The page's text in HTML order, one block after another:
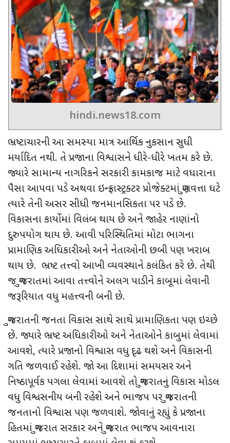
hindi.news18.com
ભ્રષ્ટાચારની આ સમસ્યા માત્ર આર્થિક નુકસાન સુધી
મર્યાદિત નથી. તે પ્રજાના વિશ્વાસને ધીરે-ધીરે ખતમ કરે છે.
જ્યારે સામાન્ય નાગરિકને સરકારી કામકાજ માટે વધારાના
પૈસા આપવા પડે અથવા ઇન્ફ્રાસ્ટ્રક્ટર પ્રોજેક્ટમાં ગુણવત્તા ઘટે
ત્યારે તેની અસર સીધી જનમાનસિકતા પર પડે છે.
વિકાસના કાર્યોમાં વિલંબ થાય છે અને જાહેર નાણાંનો
દુરુપયોગ થાય છે. આવી પરિસ્થિતિમાં મોટા ભાગના
પ્રામાણિક અધિકારીઓ અને નેતાઓની છબી પણ ખરાબ
થાય છે. ભ્રષ્ટ તત્ત્વો આખી વ્યવસ્થાને કલંકિત કરે છે. તેથી
જ ગુજરાતમાં આવા તત્ત્વોને અલગ પાડીને કાબૂમાં લેવાની
જરૂરિયાત વધુ મહત્ત્વની બની છે.
ગુજરાતની જનતા વિકાસ સાથે સાથે પ્રામાણિકતા પણ ઇચ્છે
છે. જ્યારે ભ્રષ્ટ અધિકારીઓ અને નેતાઓને કાબુમાં લેવામાં
આવશે, ત્યારે પ્રજાનો વિશ્વાસ વધુ દૃઢ થશે અને વિકાસની
ગતિ જળવાઈ રહેશે. જો આ દિશામાં સમયસર અને
નિષ્ઠાપૂર્વક પગલા લેવામાં આવશે તો ગુજરાતનું વિકાસ મોડલ
વધુ વિશ્વસનીય બની રહેશે અને ભાજપ પર ગુજરાતની
જનતાનો વિશ્વાસ પણ જળવાશે. જોવાનું રહ્યું કે પ્રજાના
હિતમાં ગુજરાત સરકાર અને ગુજરાત ભાજપ આવનારા